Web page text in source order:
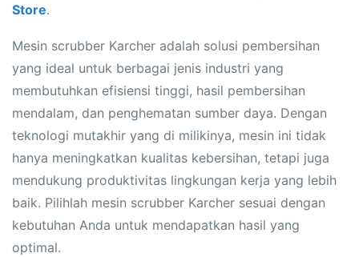
Store.
Mesin scrubber Karcher adalah solusi pembersihan
yang ideal untuk berbagai jenis industri yang
membutuhkan efisiensi tinggi, hasil pembersihan
mendalam, dan penghematan sumber daya. Dengan
teknologi mutakhir yang di milikinya, mesin ini tidak
hanya meningkatkan kualitas kebersihan, tetapi juga
mendukung produktivitas lingkungan kerja yang lebih
baik. Pilihlah mesin scrubber Karcher sesuai dengan
kebutuhan Anda untuk mendapatkan hasil yang
optimal.